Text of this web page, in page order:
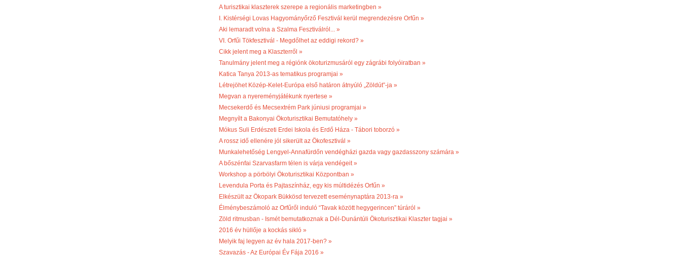
A turisztikai klaszterek szerepe a regionális marketingben »
I. Kistérségi Lovas Hagyományőrző Fesztivál kerül megrendezésre Orfűn »
Aki lemaradt volna a Szalma Fesztiválról... »
VI. Orfűi Tökfesztivál - Megdőlhet az eddigi rekord? »
Cikk jelent meg a Klaszterről »
Tanulmány jelent meg a régiónk ökoturizmusáról egy zágrábi folyóiratban »
Katica Tanya 2013-as tematikus programjai »
Létrejöhet Közép-Kelet-Európa első határon átnyúló „Zöldút”-ja »
Megvan a nyereményjátékunk nyertese »
Mecsekerdő és Mecsextrém Park júniusi programjai »
Megnyílt a Bakonyai Ökoturisztikai Bemutatóhely »
Mókus Suli Erdészeti Erdei Iskola és Erdő Háza - Tábori toborzó »
A rossz idő ellenére jól sikerült az Ökofesztivál »
Munkalehetőség Lengyel-Annafürdőn vendégházi gazda vagy gazdasszony számára »
A bőszénfai Szarvasfarm télen is várja vendégeit »
Workshop a pörbölyi Ökoturisztikai Központban »
Levendula Porta és Pajtaszínház, egy kis múltidézés Orfűn »
Elkészült az Ökopark Bükkösd tervezett eseménynaptára 2013-ra »
Élménybeszámoló az Orfűről induló “Tavak között hegygerincen” túráról »
Zöld ritmusban - Ismét bemutatkoznak a Dél-Dunántúli Ökoturisztikai Klaszter tagjai »
2016 év hüllője a kockás sikló »
Melyik faj legyen az év hala 2017-ben? »
Szavazás - Az Európai Év Fája 2016 »